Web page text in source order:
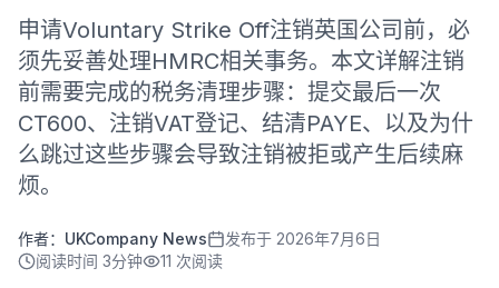
申请Voluntary Strike Off注销英国公司前，必
须先妥善处理HMRC相关事务。本文详解注销
前需要完成的税务清理步骤：提交最后一次
CT600、注销VAT登记、结清PAYE、以及为什
么跳过这些步骤会导致注销被拒或产生后续麻
烦。
作者： UKCompany News 发布于 2026年7月6日
阅读时间 3分钟 11 次阅读